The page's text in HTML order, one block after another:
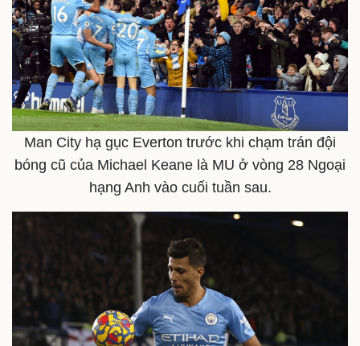
Doanh nghiệp
Công nghệ
Man City hạ gục Everton trước khi chạm trán đội
bóng cũ của Michael Keane là MU ở vòng 28 Ngoại
hạng Anh vào cuối tuần sau.